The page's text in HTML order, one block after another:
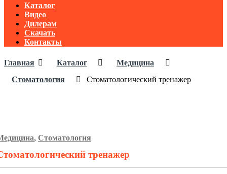
Каталог
Видео
Дилерам
Скачать
Контакты
Главная Каталог
Медицина
Стоматология
Стоматологический тренажер
, Стоматология
тренажер